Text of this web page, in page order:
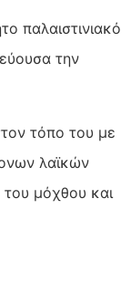
παλαιστινιακό
την
τόπο του με
λαϊκών
μόχθου και